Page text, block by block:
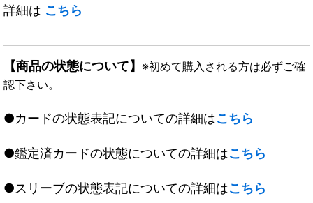
詳細は こちら
【商品の状態について】 ※初めて購入される方は必ずご確
認下さい。
●カードの状態表記についての詳細はこちら
●鑑定済カードの状態についての詳細はこちら
●スリーブの状態表記についての詳細はこちら